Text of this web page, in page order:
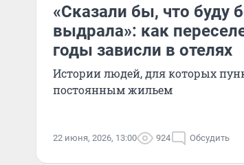
«Сказали бы, что буду
выдрала»: как
годы зависли в отелях
Истории людей, для которых
постоянным жильем
22 июня, 2026, 13:00 924 Обсудить